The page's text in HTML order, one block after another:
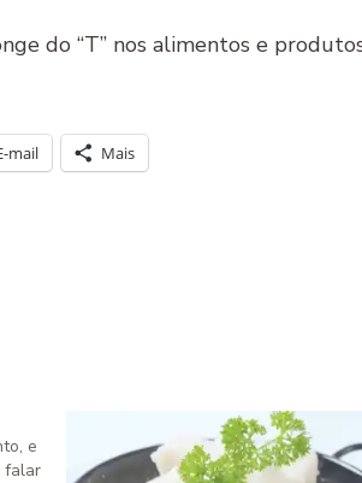
do “T” nos alimentos e
mail Mais
e
falar